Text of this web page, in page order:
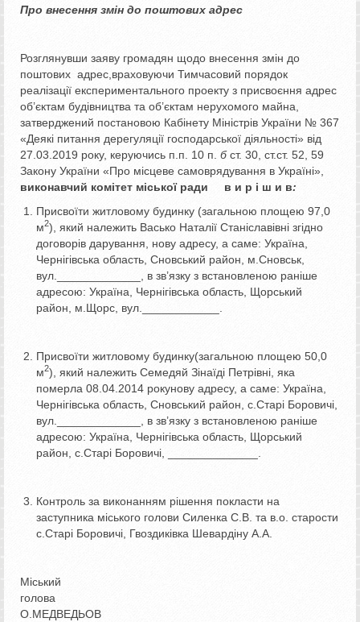
Про внесення змін до поштових адрес
Розглянувши заяву громадян щодо внесення змін до
поштових адрес,враховуючи Тимчасовий порядок
реалізації експериментального проекту з присвоєння адрес
об’єктам будівництва та об’єктам нерухомого майна,
затверджений постановою Кабінету Міністрів України № 367
«Деякі питання дерегуляції господарської діяльності» від
27.03.2019 року, керуючись п.п. 10 п. бст. 30, ст.ст. 52, 59
Закону України «Про місцеве самоврядування в Україні»,
виконавчий комітет міської ради в и р і ш и в:
Присвоїти житловому будинку (загальною площею 97,0
м2), який належить Васько Наталії Станіславівні згідно
договорів дарування, нову адресу, а саме: Україна,
Чернігівська область, Сновський район, м.Сновськ,
вул._____________, в зв’язку з встановленою раніше
адресою: Україна, Чернігівська область, Щорський
район, м.Щорс, вул.____________.
Присвоїти житловому будинку(загальною площею 50,0
м2), який належить Семедяй Зінаїді Петрівні, яка
померла 08.04.2014 рокунову адресу, а саме: Україна,
Чернігівська область, Сновський район, с.Старі Боровичі,
вул._____________, в зв’язку з встановленою раніше
адресою: Україна, Чернігівська область, Щорський
район, с.Старі Боровичі, ______________.
Контроль за виконанням рішення покласти на
заступника міського голови Силенка С.В. та в.о. старости
с.Старі Боровичі, Гвоздиківка Шевардіну А.А.
Міський
голова
О.МЕДВЕДЬОВ